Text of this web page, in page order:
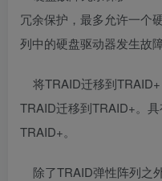
冗余保护，最多允许一个
列中的硬盘驱动器发生故
将TRAID迁移到
TRAID迁移到TRAID+。
TRAID+。
除了TRAID弹性阵列之